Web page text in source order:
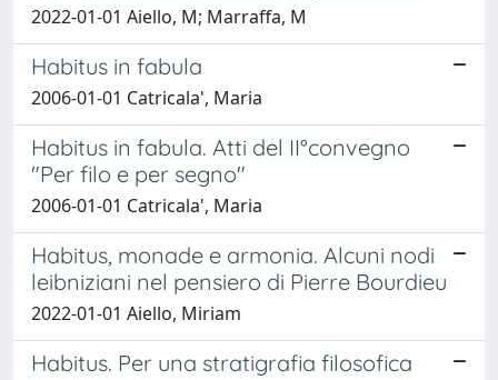
2022-01-01 Aiello, M; Marraffa, M
Habitus in fabula
2006-01-01 Catricala', Maria
Habitus in fabula. Atti del II°convegno
"Per filo e per segno"
2006-01-01 Catricala', Maria
Habitus, monade e armonia. Alcuni nodi
leibniziani nel pensiero di Pierre Bourdieu
2022-01-01 Aiello, Miriam
Habitus. Per una stratigrafia filosofica